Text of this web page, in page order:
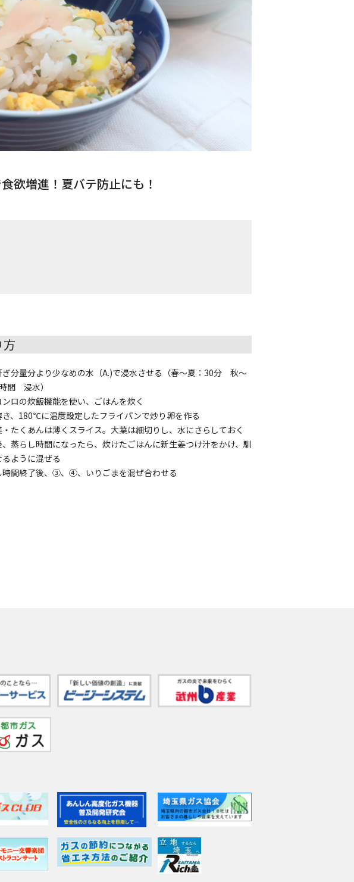
欲増進！夏バテ防止にも！
方
ぎ分量分より少なめの水（A.)で浸水させる（春～夏：30分 秋～
間 浸水）
ンロの炊飯機能を使い、ごはんを炊く
き、180℃に温度設定したフライパンで炒り卵を作る
たくあんは薄くスライス。大葉は細切りし、水にさらしておく
蒸らし時間になったら、炊けたごはんに新生姜つけ汁をかけ、馴
ように混ぜる
時間終了後、③、④、いりごまを混ぜ合わせる